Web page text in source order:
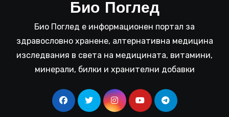
Био Поглед
Био Поглед е информационен портал за
здравословно хранене, алтернативна медицина
изследвания в света на медицината, витамини,
минерали, билки и хранителни добавки